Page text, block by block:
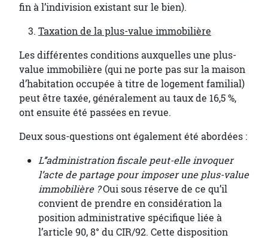
fin à l’indivision existant sur le bien).
Taxation de la plus-value immobilière
Les différentes conditions auxquelles une plus-
value immobilière (qui ne porte pas sur la maison
d’habitation occupée à titre de logement familial)
peut être taxée, généralement au taux de 16,5 %,
ont ensuite été passées en revue.
Deux sous-questions ont également été abordées :
L’’administration fiscale peut-elle invoquer
l’acte de partage pour imposer une plus-value
immobilière ?Oui sous réserve de ce qu’il
convient de prendre en considération la
position administrative spécifique liée à
l’article 90, 8° du CIR/92. Cette disposition